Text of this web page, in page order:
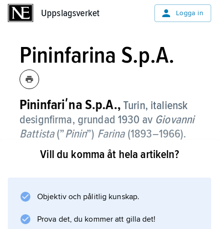
Uppslagsverket Logga in
Pininfarina S.p.A.
Pininfariʹna S.p.A., Turin, italiensk
designfirma, grundad 1930 av Giovanni
Battista(”Pinin”) Farina(1893–1966).
Firman Pinin Farina (nuvarande namn sedan
Modern Art i New York 1951. Pininfarina driver
design förankrad i konstnärlig
Vill du komma åt hela artikeln?
Objektiv och pålitlig kunskap.
Prova det, du kommer att gilla det!